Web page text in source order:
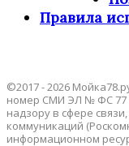
Правила
©2017 - 2026
номер СМИ ЭЛ № ФС 77
надзору в сфере
коммуникаций
информационном